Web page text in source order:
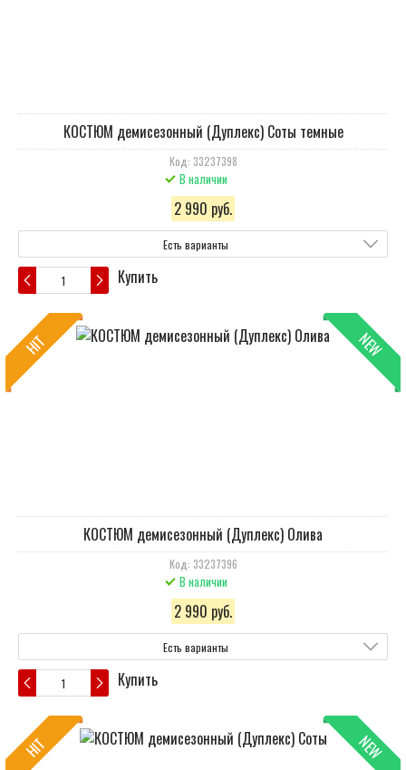
КОСТЮМ демисезонный (Дуплекс) Соты темные
Код: 33237398
В наличии
2 990 руб.
Есть варианты
Купить
NEW
HIT
КОСТЮМ демисезонный (Дуплекс) Олива
Код: 33237396
В наличии
2 990 руб.
Есть варианты
Купить
NEW
HIT